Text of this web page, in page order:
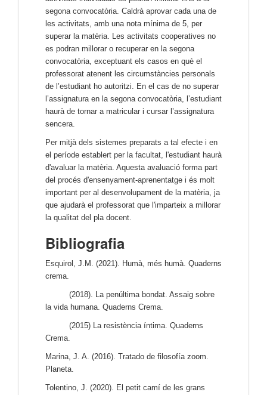
segona convocatòria. Caldrà aprovar cada una de
les activitats, amb una nota mínima de 5, per
superar la matèria. Les activitats cooperatives no
es podran millorar o recuperar en la segona
convocatòria, exceptuant els casos en què el
professorat atenent les circumstàncies personals
de l’estudiant ho autoritzi. En el cas de no superar
l’assignatura en la segona convocatòria, l’estudiant
haurà de tornar a matricular i cursar l’assignatura
sencera.
Per mitjà dels sistemes preparats a tal efecte i en
el període establert per la facultat, l'estudiant haurà
d'avaluar la matèria. Aquesta avaluació forma part
del procés d'ensenyament-aprenentatge i és molt
important per al desenvolupament de la matèria, ja
que ajudarà el professorat que l'imparteix a millorar
la qualitat del pla docent.
Bibliografia
Esquirol, J.M. (2021). Humà, més humà. Quaderns
crema.
(2018). La penúltima bondat. Assaig sobre
la vida humana. Quaderns Crema.
(2015) La resistència íntima. Quaderns
Crema.
Marina, J. A. (2016). Tratado de filosofía zoom.
Planeta.
Tolentino, J. (2020). El petit camí de les grans